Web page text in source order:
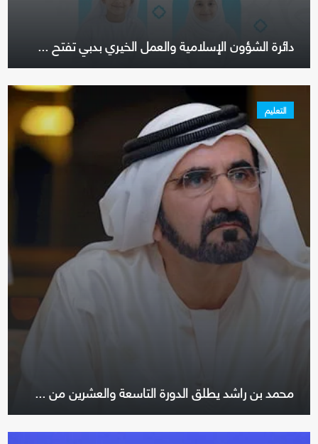
دائرة الشؤون الإسلامية والعمل الخيري بدبي تفتح ...
التعليم
محمد بن راشد يطلق الدورة التاسعة والعشرين من ...